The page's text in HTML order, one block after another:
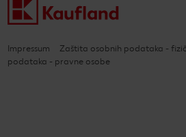
Impressum Zaštita osobnih podataka -
podataka - pravne osobe